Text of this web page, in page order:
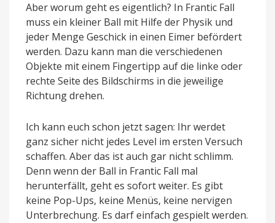
Aber worum geht es eigentlich? In Frantic Fall
muss ein kleiner Ball mit Hilfe der Physik und
jeder Menge Geschick in einen Eimer befördert
werden. Dazu kann man die verschiedenen
Objekte mit einem Fingertipp auf die linke oder
rechte Seite des Bildschirms in die jeweilige
Richtung drehen.
Ich kann euch schon jetzt sagen: Ihr werdet
ganz sicher nicht jedes Level im ersten Versuch
schaffen. Aber das ist auch gar nicht schlimm.
Denn wenn der Ball in Frantic Fall mal
herunterfällt, geht es sofort weiter. Es gibt
keine Pop-Ups, keine Menüs, keine nervigen
Unterbrechung. Es darf einfach gespielt werden.